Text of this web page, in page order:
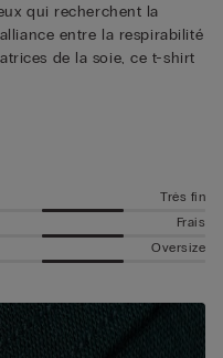
qui recherchent la
entre la respirabilité
de la soie, ce t-shirt
absolu, quelle que soit
caractéristiques, ce
et soigné.
une taille L
Très fin
Frais
Oversize